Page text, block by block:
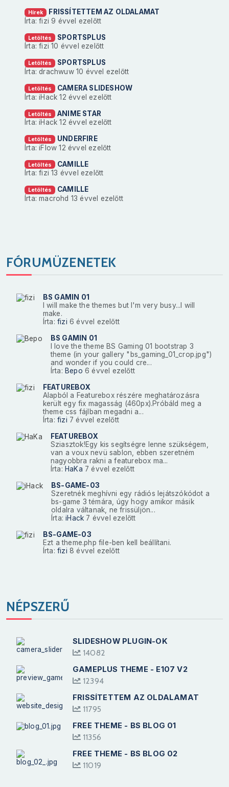
Hírek
FRISSÍTETTEM AZ OLDALAMAT
Írta: fizi9 évvel ezelőtt
Letöltés
SPORTSPLUS
Írta: fizi10 évvel ezelőtt
Letöltés
SPORTSPLUS
Írta: drachwuw 10 évvel ezelőtt
Letöltés
CAMERA SLIDESHOW
Írta: iHack12 évvel ezelőtt
Letöltés
ANIME STAR
Írta: iHack12 évvel ezelőtt
Letöltés
UNDERFIRE
Írta: iFlow12 évvel ezelőtt
Letöltés
CAMILLE
Írta: fizi13 évvel ezelőtt
Letöltés
CAMILLE
Írta: macrohd 13 évvel ezelőtt
FÓRUMÜZENETEK
BS GAMIN 01
I will make the themes but I'm very busy...I will
make.
Írta:fizi 6 évvel ezelőtt
BS GAMIN 01
I love the theme BS Gaming 01 bootstrap 3
theme (in your gallery "bs_gaming_01_crop.jpg")
and wonder if you could cre...
Írta: Bepo 6 évvel ezelőtt
FEATUREBOX
Alapból a Featurebox részére meghatározásra
került egy fix magasság (460px).Próbáld meg a
theme css fájlban megadni a...
Írta:fizi 7 évvel ezelőtt
FEATUREBOX
Sziasztok!Egy kis segítségre lenne szükségem,
van a voux nevü sablon, ebben szeretném
nagyobbra rakni a featurebox ma...
Írta: HaKa 7 évvel ezelőtt
BS-GAME-03
Szeretnék meghívni egy rádiós lejátszókódot a
bs-game 3 témára, úgy hogy amikor másik
oldalra váltanak, ne frissüljön...
Írta:iHack 7 évvel ezelőtt
BS-GAME-03
Ezt a theme.php file-ben kell beállítani.
Írta:fizi 8 évvel ezelőtt
NÉPSZERŰ
SLIDESHOW PLUGIN-OK
14082
GAMEPLUS THEME - E107 V2
12394
FRISSÍTETTEM AZ OLDALAMAT
11795
FREE THEME - BS BLOG 01
11356
FREE THEME - BS BLOG 02
11019